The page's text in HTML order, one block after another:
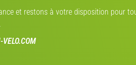
et restons à votre disposition pour